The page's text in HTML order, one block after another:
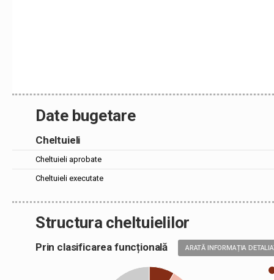
Date bugetare
Cheltuieli
Cheltuieli aprobate
Cheltuieli executate
Structura cheltuielilor
Prin clasificarea funcțională ARATĂ INFORMAȚIA